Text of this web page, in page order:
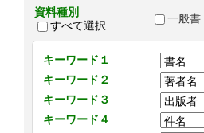
資料種別
すべて選択
一般書
キーワード１
キーワード２
キーワード３
キーワード４